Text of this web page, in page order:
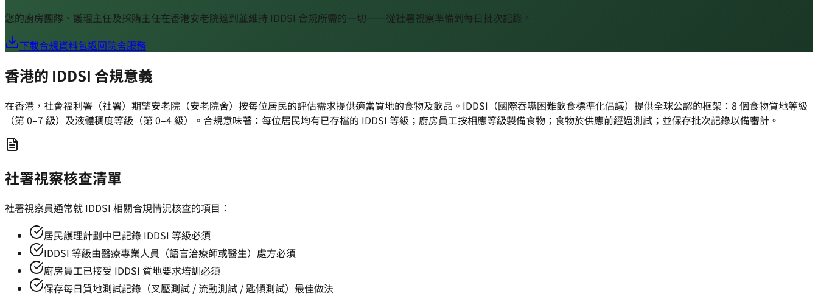
您的廚房團隊、護理主任及採購主任在香港安老院達到並維持 IDDSI 合規所需的一切——從社署視察準備到每日批次記錄。
下載合規資料包返回院舍服務
香港的 IDDSI 合規意義
在香港，社會福利署（社署）期望安老院（安老院舍）按每位居民的評估需求提供適當質地的食物及飲品。IDDSI（國際吞嚥困難飲食標準化倡議）提供全球公認的框架：8 個食物質地等級
（第 0–7 級）及液體稠度等級（第 0–4 級）。合規意味著：每位居民均有已存檔的 IDDSI 等級；廚房員工按相應等級製備食物；食物於供應前經過測試；並保存批次記錄以備審計。
社署視察核查清單
社署視察員通常就 IDDSI 相關合規情況核查的項目：
居民護理計劃中已記錄 IDDSI 等級必須
IDDSI 等級由醫療專業人員（語言治療師或醫生）處方必須
廚房員工已接受 IDDSI 質地要求培訓必須
保存每日質地測試記錄（叉壓測試 / 流動測試 / 匙傾測試） 最佳做法